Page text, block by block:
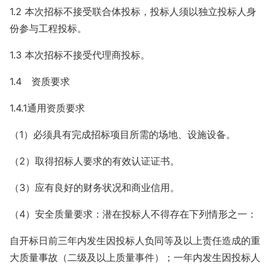
1.2 本次招标不接受联合体投标，投标人须以独立投标人身
份参与工程投标。
1.3 本次招标不接受代理商投标。
1.4 资质要求
1.4.1通用资质要求
（1）必须具有完成招标项目所需的场地、设施设备。
（2）取得招标人要求的有效认证证书。
（3）应有良好的财务状况和商业信用。
（4）安全质量要求：潜在投标人不得存在下列情形之一：
自开标日前三年内发生因投标人负同等及以上责任造成的重
大质量事故（二级及以上质量事件）；一年内发生因投标人